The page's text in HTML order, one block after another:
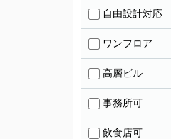
自由設計対応
ワンフロア
高層ビル
事務所可
飲食店可